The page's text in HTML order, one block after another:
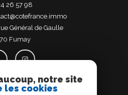
26 57 98
Général de Gaulle
fumay
notre site
les cookies